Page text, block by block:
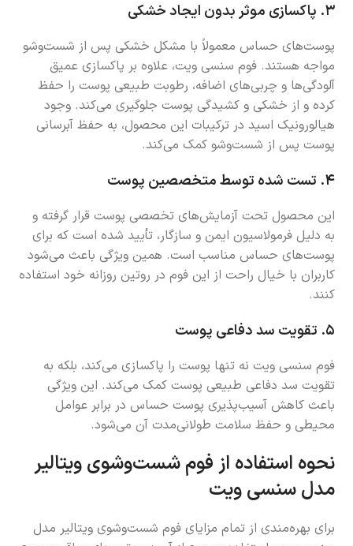
۳. پاکسازی موثر بدون ایجاد خشکی
پوست‌های حساس معمولاً با مشکل خشکی پس از شست‌وشو
مواجه هستند. فوم سنسی ویت، علاوه بر پاکسازی عمیق
آلودگی‌ها و چربی‌های اضافه، رطوبت طبیعی پوست را حفظ
کرده و از خشکی و کشیدگی پوست جلوگیری می‌کند. وجود
هیالورونیک اسید در ترکیبات این محصول، به حفظ آبرسانی
پوست پس از شست‌وشو کمک می‌کند.
۴. تست شده توسط متخصصین پوست
این محصول تحت آزمایش‌های تخصصی پوست قرار گرفته و
به دلیل فرمولاسیون ایمن و سازگار، تأیید شده است که برای
پوست‌های حساس مناسب است. همین ویژگی باعث می‌شود
کاربران با خیال راحت از این فوم در روتین روزانه خود استفاده
کنند.
۵. تقویت سد دفاعی پوست
فوم سنسی ویت نه تنها پوست را پاکسازی می‌کند، بلکه به
تقویت سد دفاعی طبیعی پوست کمک می‌کند. این ویژگی
باعث کاهش آسیب‌پذیری پوست حساس در برابر عوامل
محیطی و حفظ سلامت طولانی‌مدت آن می‌شود.
نحوه استفاده از فوم شست‌وشوی ویتالیر
مدل سنسی ویت
برای بهره‌مندی از تمام مزایای فوم شست‌وشوی ویتالیر مدل